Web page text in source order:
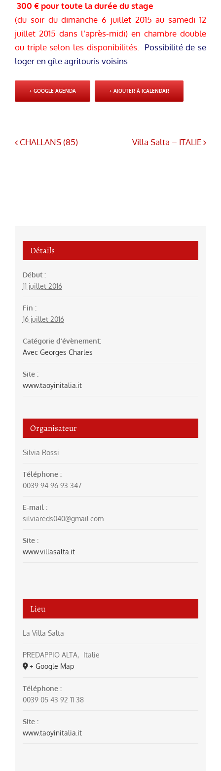
300 € pour toute la durée du stage
(du soir du dimanche 6 juillet 2015 au samedi 12
juillet 2015 dans l’après-midi) en chambre double
ou triple selon les disponibilités.Possibilité de se
loger en gîte agritouris voisins
+ GOOGLE AGENDA + AJOUTER À ICALENDAR
CHALLANS (85) Villa Salta – ITALIE
Détails
Début :
11 juillet 2016
Fin :
16 juillet 2016
Catégorie d’évènement:
Avec Georges Charles
Site :
www.taoyinitalia.it
Organisateur
Silvia Rossi
Téléphone :
0039 94 96 93 347
E-mail :
silviareds040@gmail.com
Site :
www.villasalta.it
Lieu
La Villa Salta
PREDAPPIO ALTA,
Italie
+ Google Map
Téléphone :
0039 05 43 92 11 38
Site :
www.taoyinitalia.it